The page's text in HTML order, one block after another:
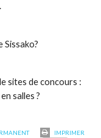
Sissako?
sites de concours :
salles ?
IMPRIMER